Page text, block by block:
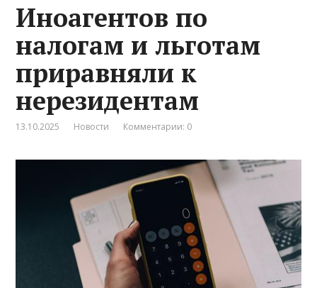
Иноагентов по
налогам и льготам
приравняли к
нерезидентам
13.10.2025 Новости Комментарии: 0